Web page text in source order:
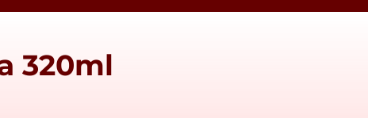
320ml